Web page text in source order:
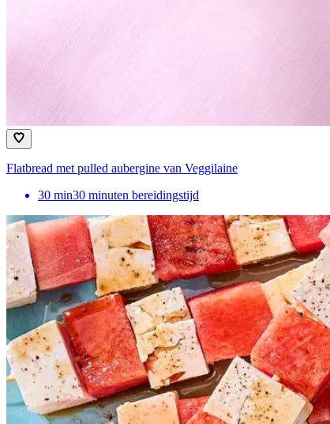
Flatbread met pulled aubergine van Veggilaine
30 min30 minuten bereidingstijd